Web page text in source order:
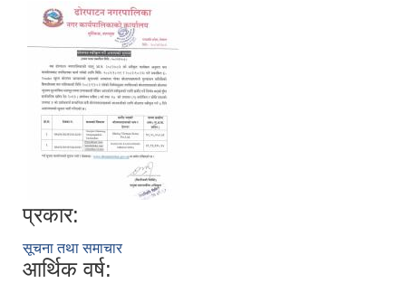
प्रकार:
सूचना तथा समाचार
आर्थिक वर्ष: